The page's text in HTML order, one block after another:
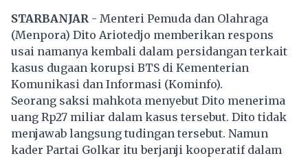
STARBANJAR - Menteri Pemuda dan Olahraga
(Menpora) Dito Ariotedjo memberikan respons
usai namanya kembali dalam persidangan terkait
kasus dugaan korupsi BTS di Kementerian
Komunikasi dan Informasi (Kominfo).
Seorang saksi mahkota menyebut Dito menerima
uang Rp27 miliar dalam kasus tersebut. Dito tidak
menjawab langsung tudingan tersebut. Namun
kader Partai Golkar itu berjanji kooperatif dalam